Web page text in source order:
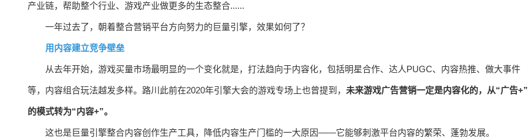
产业链，帮助整个行业、游戏产业做更多的生态整合......
一年过去了，朝着整合营销平台方向努力的巨量引擎，效果如何了？
用内容建立竞争壁垒
从去年开始，游戏买量市场最明显的一个变化就是，打法趋向于内容化，包括明星合作、达人PUGC、内容热推、做大事件
等，内容组合玩法越发多样。路川此前在2020年引擎大会的游戏专场上也曾提到， 未来游戏广告营销一定是内容化的，从“广告+”
的模式转为“内容+”。
这也是巨量引擎整合内容创作生产工具，降低内容生产门槛的一大原因——它能够刺激平台内容的繁荣、蓬勃发展。